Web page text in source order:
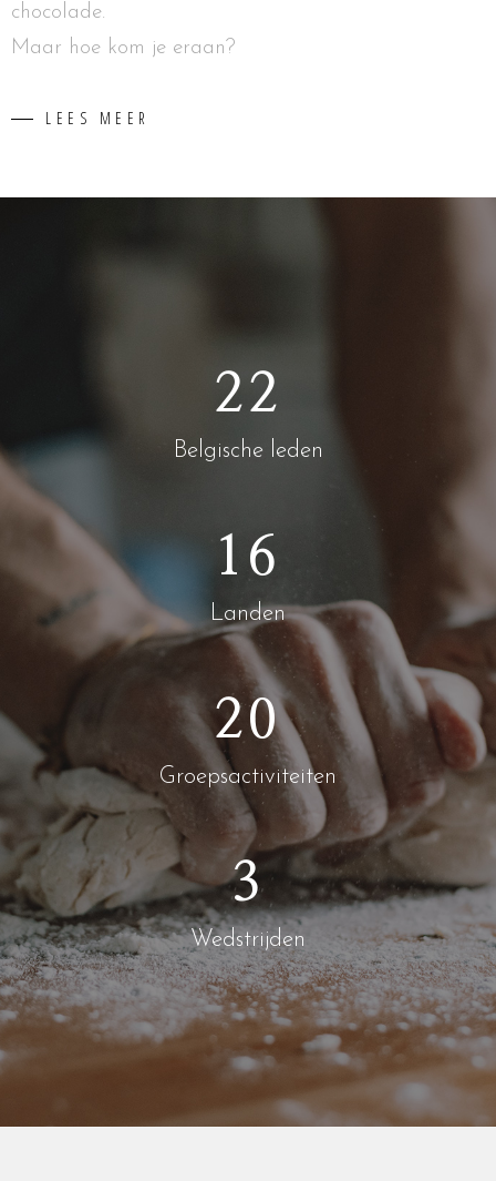
chocolade.
Maar hoe kom je eraan?
LEES MEER
22
Belgische leden
16
Landen
20
Groepsactiviteiten
3
Wedstrijden